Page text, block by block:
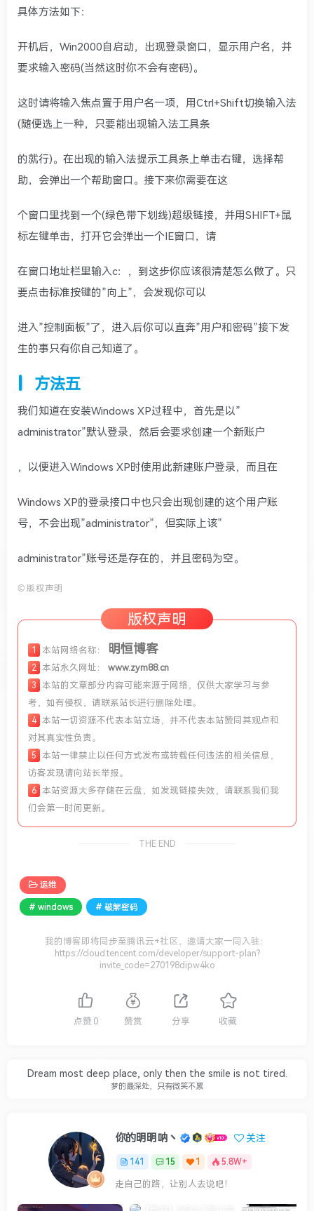
具体方法如下：
开机后，Win2000自启动，出现登录窗口，显示用户名，并
要求输入密码(当然这时你不会有密码)。
这时请将输入焦点置于用户名一项，用Ctrl+Shift切换输入法
(随便选上一种，只要能出现输入法工具条
的就行)。在出现的输入法提示工具条上单击右键，选择帮
助，会弹出一个帮助窗口。接下来你需要在这
个窗口里找到一个(绿色带下划线)超级链接，并用SHIFT+鼠
标左键单击，打开它会弹出一个IE窗口，请
在窗口地址栏里输入c：，到这步你应该很清楚怎么做了。只
要点击标准按键的”向上”，会发现你可以
进入”控制面板”了，进入后你可以直奔”用户和密码”接下发
生的事只有你自己知道了。
方法五
我们知道在安装Windows XP过程中，首先是以”
administrator”默认登录，然后会要求创建一个新账户
，以便进入Windows XP时使用此新建账户登录，而且在
Windows XP的登录接口中也只会出现创建的这个用户账
号，不会出现”administrator”，但实际上该”
administrator”账号还是存在的，并且密码为空。
©版权声明
版权声明
1 本站网络名称： 明恒博客
2 本站永久网址：
www.zym88.cn
3 本站的文章部分内容可能来源于网络，仅供大家学习与参
考，如有侵权，请联系站长进行删除处理。
4 本站一切资源不代表本站立场，并不代表本站赞同其观点和
对其真实性负责。
5 本站一律禁止以任何方式发布或转载任何违法的相关信息，
访客发现请向站长举报。
6 本站资源大多存储在云盘，如发现链接失效，请联系我们我
们会第一时间更新。
THE END
运维
# windows
# 破解密码
我的博客即将同步至腾讯云+社区，邀请大家一同入驻：
https://cloud.tencent.com/developer/support-plan?
invite_code=270198dipw4ko
点赞 0 赞赏 分享 收藏
Dream most deep place, only then the smile is not tired.
梦的最深处，只有微笑不累
你的明明呐丶 关注
141 15 1
5.8W+
走自己的路，让别人去说吧！